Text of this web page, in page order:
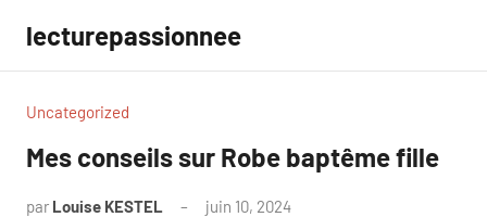
contenu
lecturepassionnee
Uncategorized
Mes conseils sur Robe baptême fille
par Louise KESTEL juin 10, 2024